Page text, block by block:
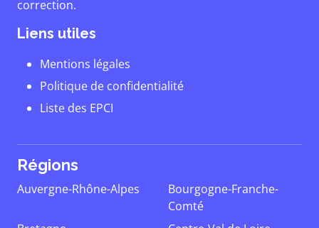
correction.
Liens utiles
Mentions légales
Politique de confidentialité
Liste des EPCI
Régions
Auvergne-Rhône-Alpes
Bourgogne-Franche-
Comté